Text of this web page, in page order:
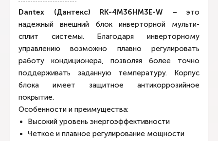
Dantex (Дантекс) RK-4M36HM3E-W – это
надежный внешний блок инверторной мульти-
сплит системы. Благодаря инверторному
управлению возможно плавно регулировать
работу кондиционера, позволяя более точно
поддерживать заданную температуру. Корпус
блока имеет защитное антикоррозийное
покрытие.
Особенности и преимущества:
Высокий уровень энергоэффективности
Четкое и плавное регулирование мощности